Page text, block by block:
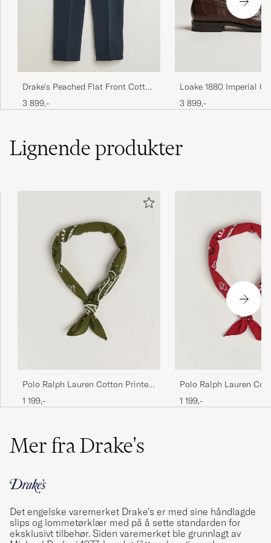
Drake's Peached Flat Front Cotton
Chino Navy
3 899,-
Loake 1880 Imperial
Penny Loafer Dark
3 899,-
Lignendeprodukter
Polo Ralph Lauren Cotton Printed
Bandana Supply Olive
1 199,-
Polo Ralph Lauren
Bandana Red/White
1 199,-
Mer fra Drake's
Det engelske varemerket Drake’s er med sine håndlagde
slips og lommetørklær med på å sette standarden for
eksklusivt tilbehør. Siden varemerket ble grunnlagt av